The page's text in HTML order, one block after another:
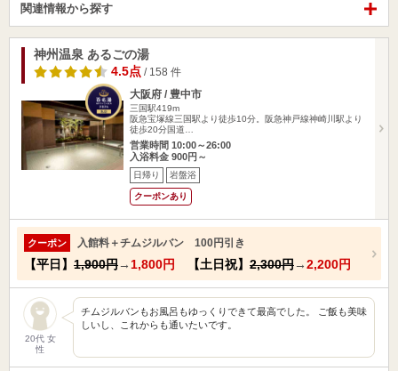
関連情報から探す
神州温泉 あるごの湯
4.5点 / 158 件
大阪府 / 豊中市
三国駅419m
阪急宝塚線三国駅より徒歩10分。阪急神戸線神崎川駅より
徒歩20分国道…
営業時間 10:00～26:00
入浴料金 900円～
日帰り 岩盤浴
クーポンあり
クーポン 入館料＋チムジルバン 100円引き
【平日】 1,900円→ 1,800円 【土日祝】 2,300円→2,200円
20代 女
性
チムジルバンもお風呂もゆっくりできて最高でした。 ご飯も美味
しいし、これからも通いたいです。